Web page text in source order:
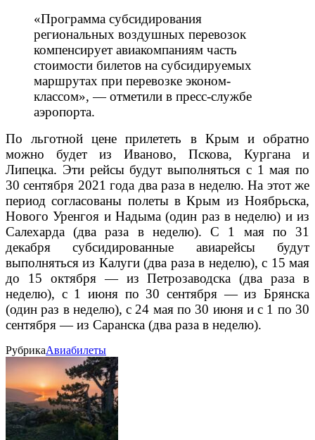
«Программа субсидирования
региональных воздушных перевозок
компенсирует авиакомпаниям часть
стоимости билетов на субсидируемых
маршрутах при перевозке эконом-
классом», — отметили в пресс-службе
аэропорта.
По льготной цене прилететь в Крым и обратно
можно будет из Иваново, Пскова, Кургана и
Липецка. Эти рейсы будут выполняться с 1 мая по
30 сентября 2021 года два раза в неделю. На этот же
период согласованы полеты в Крым из Ноябрьска,
Нового Уренгоя и Надыма (один раз в неделю) и из
Салехарда (два раза в неделю). С 1 мая по 31
декабря субсидированные авиарейсы будут
выполняться из Калуги (два раза в неделю), с 15 мая
до 15 октября — из Петрозаводска (два раза в
неделю), с 1 июня по 30 сентября — из Брянска
(один раз в неделю), с 24 мая по 30 июня и с 1 по 30
сентября — из Саранска (два раза в неделю).
РубрикаАвиабилеты